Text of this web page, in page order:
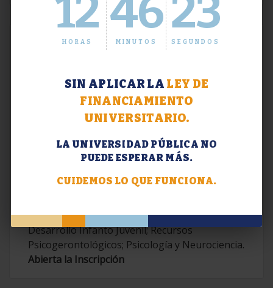
12
HORAS
46
MINUTOS
23
SEGUNDOS
SIN APLICAR LA LEY DE
FINANCIAMIENTO
UNIVERSITARIO.
LA UNIVERSIDAD PÚBLICA NO
PUEDE ESPERAR MÁS.
CUIDEMOS LO QUE FUNCIONA.
Extensión. Diplomaturas 2026.
Contemporáneas; Problemáticas en el
Desarrollo Infanto Juvenil; Recursos
Psicogerontológicos; Psicología y Neurociencia.
Abierta la Inscripción